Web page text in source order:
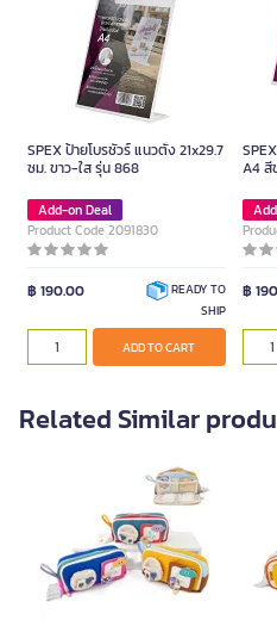
SPEX ป้ายโบรชัวร์ แนวตั้ง 21x29.7
ซม. ขาว-ใส รุ่น 868
Add-on Deal
Product Code 2091830
฿ 190.00
READY TO
SHIP
ADD TO CART
A4 สี
฿
Related Similar